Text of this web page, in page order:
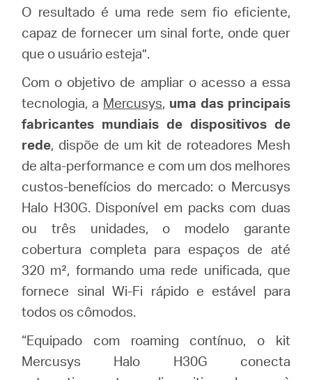
O resultado é uma rede sem fio eficiente,
capaz de fornecer um sinal forte, onde quer
que o usuário esteja”.
Com o objetivo de ampliar o acesso a essa
tecnologia, a Mercusys, uma das principais
fabricantes mundiais de dispositivos de
rede, dispõe de um kit de roteadores Mesh
de alta-performance e com um dos melhores
custos-benefícios do mercado: o Mercusys
Halo H30G. Disponível em packs com duas
ou três unidades, o modelo garante
cobertura completa para espaços de até
320 m², formando uma rede unificada, que
fornece sinal Wi-Fi rápido e estável para
todos os cômodos.
“Equipado com roaming contínuo, o kit
Mercusys Halo H30G conecta